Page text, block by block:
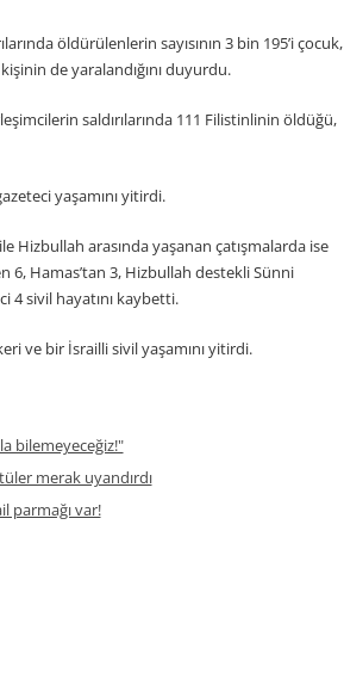
öldürülenlerin sayısının 3 bin 195’i çocuk,
kişinin de yaralandığını duyurdu.
saldırılarında 111 Filistinlinin öldüğü,
yaşamını yitirdi.
Hizbullah arasında yaşanan çatışmalarda ise
6, Hamas’tan 3, Hizbullah destekli Sünni
4 sivil hayatını kaybetti.
ve bir İsrailli sivil yaşamını yitirdi.
bilemeyeceğiz!"
merak uyandırdı
parmağı var!